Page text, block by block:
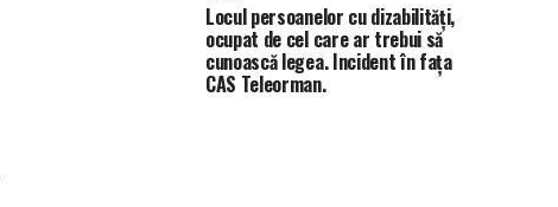
Locul persoanelor cu dizabilități,
ocupat de cel care ar trebui să
cunoască legea. Incident în fața
CAS Teleorman.